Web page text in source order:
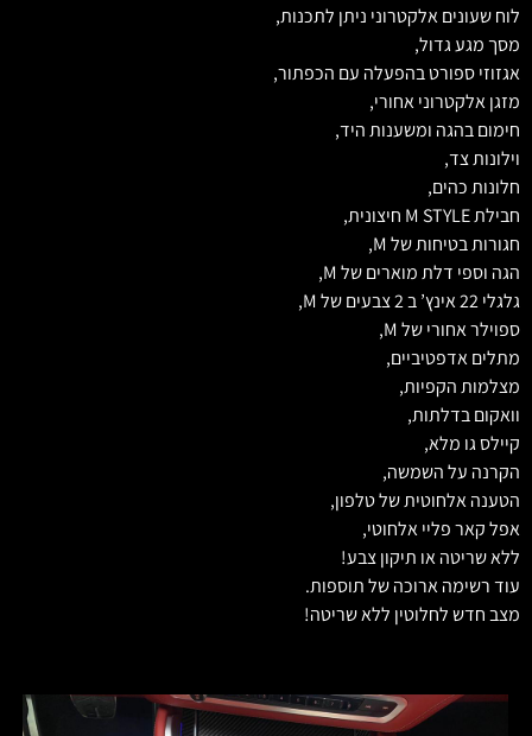
לוח שעונים אלקטרוני ניתן לתכנות,
מסך מגע גדול,
אגזוזי ספורט בהפעלה עם הכפתור,
מזגן אלקטרוני אחורי,
חימום בהגה ומשענות היד,
וילונות צד,
חלונות כהים,
חבילת M STYLE חיצונית,
חגורות בטיחות של M,
הגה וספי דלת מוארים של M,
גלגלי 22 אינץ’ ב 2 צבעים של M,
ספוילר אחורי של M,
מתלים אדפטיביים,
מצלמות הקפיות,
וואקום בדלתות,
קיילס גו מלא,
הקרנה על השמשה,
הטענה אלחוטית של טלפון,
אפל קאר פליי אלחוטי,
ללא שריטה או תיקון צבע!
עוד רשימה ארוכה של תוספות.
מצב חדש לחלוטין ללא שריטה!